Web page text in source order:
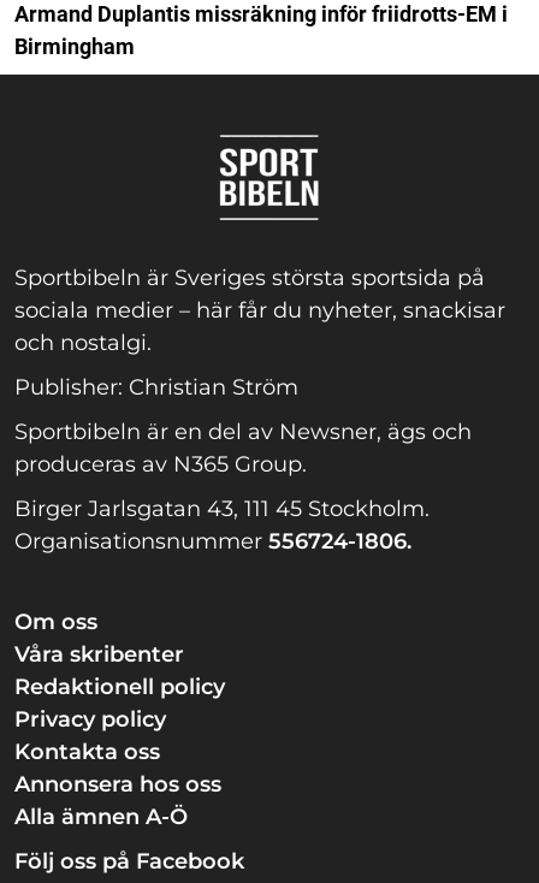
Armand Duplantis missräkning inför friidrotts-EM i
Birmingham
Sportbibeln är Sveriges största sportsida på
sociala medier – här får du nyheter, snackisar
och nostalgi.
Publisher: Christian Ström
Sportbibeln är en del av Newsner, ägs och
produceras av N365 Group.
Birger Jarlsgatan 43, 111 45 Stockholm.
Organisationsnummer 556724-1806.
Om oss
Våra skribenter
Redaktionell policy
Privacy policy
Kontakta oss
Annonsera hos oss
Alla ämnen A-Ö
Följ oss på Facebook